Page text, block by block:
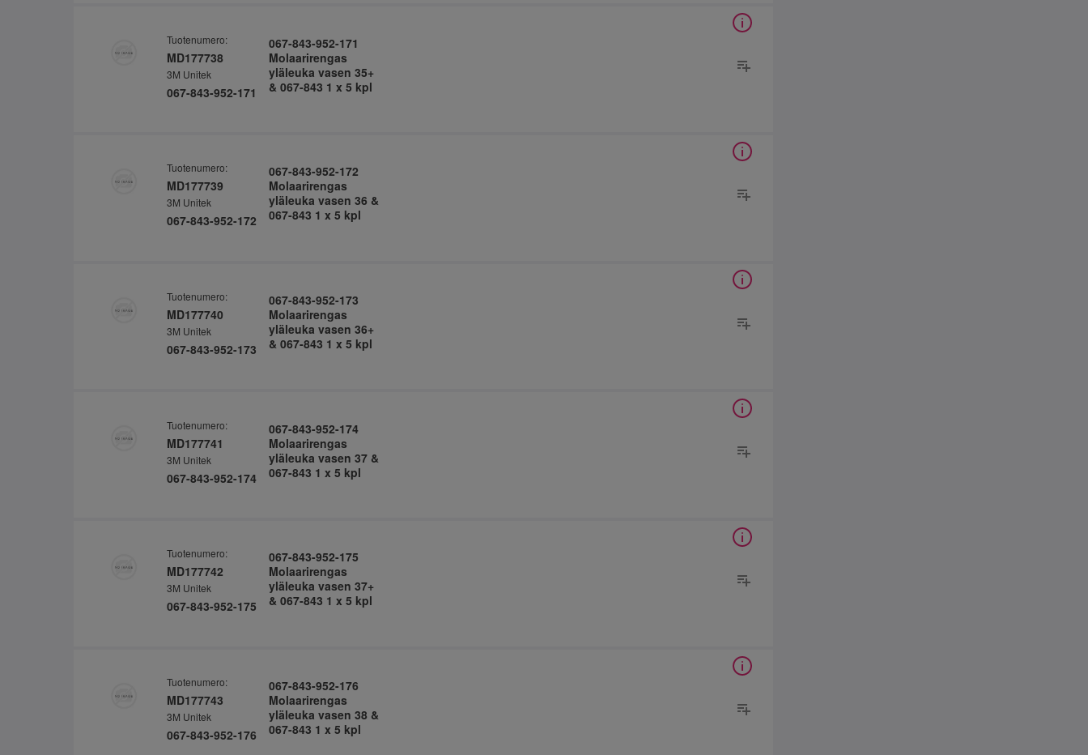
Tuotenumero:
MD177738
3M Unitek
067-843-952-171
067-843-952-171
Molaarirengas
yläleuka vasen 35+
& 067-843 1 x 5 kpl
Tuotenumero:
MD177739
3M Unitek
067-843-952-172
067-843-952-172
Molaarirengas
yläleuka vasen 36 &
067-843 1 x 5 kpl
Tuotenumero:
MD177740
3M Unitek
067-843-952-173
067-843-952-173
Molaarirengas
yläleuka vasen 36+
& 067-843 1 x 5 kpl
Tuotenumero:
MD177741
3M Unitek
067-843-952-174
067-843-952-174
Molaarirengas
yläleuka vasen 37 &
067-843 1 x 5 kpl
Tuotenumero:
MD177742
3M Unitek
067-843-952-175
067-843-952-175
Molaarirengas
yläleuka vasen 37+
& 067-843 1 x 5 kpl
Tuotenumero:
MD177743
3M Unitek
067-843-952-176
067-843-952-176
Molaarirengas
yläleuka vasen 38 &
067-843 1 x 5 kpl